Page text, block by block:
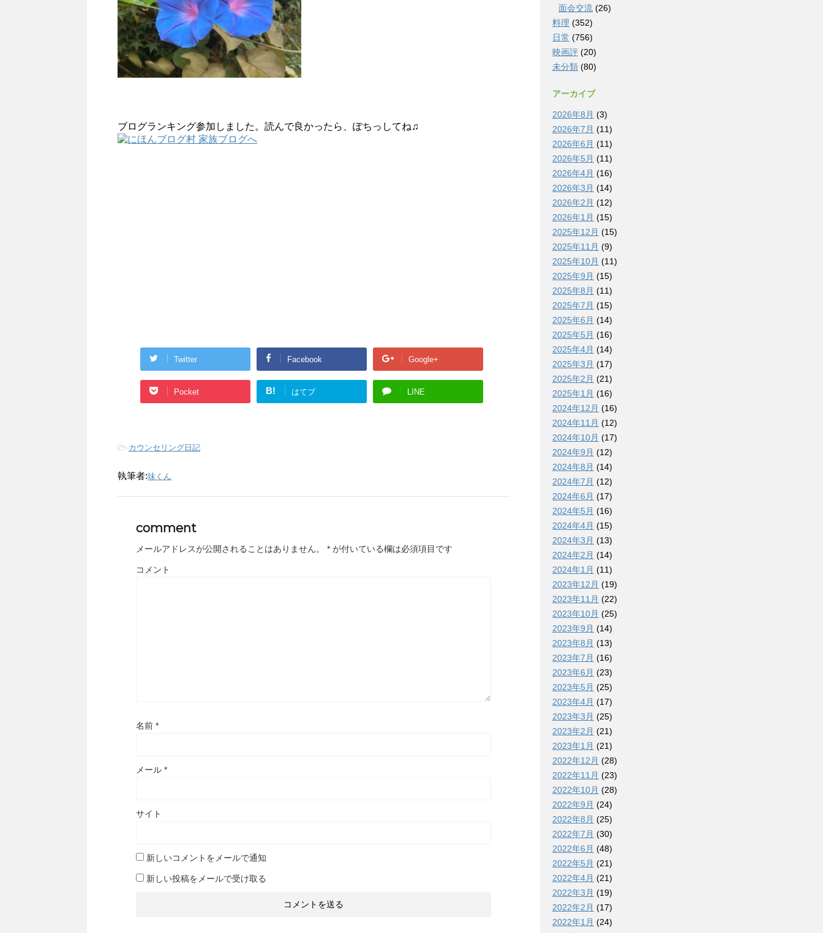
ブログランキング参加しました。読んで良かったら、ぽちっしてね♫
Twitter Facebook Google+
Pocket B! はてブ LINE
-カウンセリング日記
執筆者:味くん
comment
メールアドレスが公開されることはありません。 * が付いている欄は必須項目です
コメント
名前 *
メール *
サイト
新しいコメントをメールで通知
新しい投稿をメールで受け取る
面会交流 (26)
料理 (352)
日常 (756)
映画評 (20)
未分類 (80)
アーカイブ
2026年8月 (3)
2026年7月 (11)
2026年6月 (11)
2026年5月 (11)
2026年4月 (16)
2026年3月 (14)
2026年2月 (12)
2026年1月 (15)
2025年12月 (15)
2025年11月 (9)
2025年10月 (11)
2025年9月 (15)
2025年8月 (11)
2025年7月 (15)
2025年6月 (14)
2025年5月 (16)
2025年4月 (14)
2025年3月 (17)
2025年2月 (21)
2025年1月 (16)
2024年12月 (16)
2024年11月 (12)
2024年10月 (17)
2024年9月 (12)
2024年8月 (14)
2024年7月 (12)
2024年6月 (17)
2024年5月 (16)
2024年4月 (15)
2024年3月 (13)
2024年2月 (14)
2024年1月 (11)
2023年12月 (19)
2023年11月 (22)
2023年10月 (25)
2023年9月 (14)
2023年8月 (13)
2023年7月 (16)
2023年6月 (23)
2023年5月 (25)
2023年4月 (17)
2023年3月 (25)
2023年2月 (21)
2023年1月 (21)
2022年12月 (28)
2022年11月 (23)
2022年10月 (28)
2022年9月 (24)
2022年8月 (25)
2022年7月 (30)
2022年6月 (48)
2022年5月 (21)
2022年4月 (21)
2022年3月 (19)
2022年2月 (17)
2022年1月 (24)